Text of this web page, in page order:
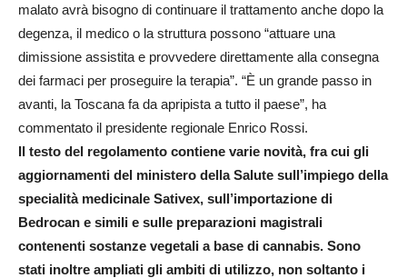
malato avrà bisogno di continuare il trattamento anche dopo la
degenza, il medico o la struttura possono “attuare una
dimissione assistita e provvedere direttamente alla consegna
dei farmaci per proseguire la terapia”. “È un grande passo in
avanti, la Toscana fa da apripista a tutto il paese”, ha
commentato il presidente regionale Enrico Rossi.
Il testo del regolamento contiene varie novità, fra cui gli
aggiornamenti del ministero della Salute sull’impiego della
specialità medicinale Sativex, sull’importazione di
Bedrocan e simili e sulle preparazioni magistrali
contenenti sostanze vegetali a base di cannabis. Sono
stati inoltre ampliati gli ambiti di utilizzo, non soltanto i